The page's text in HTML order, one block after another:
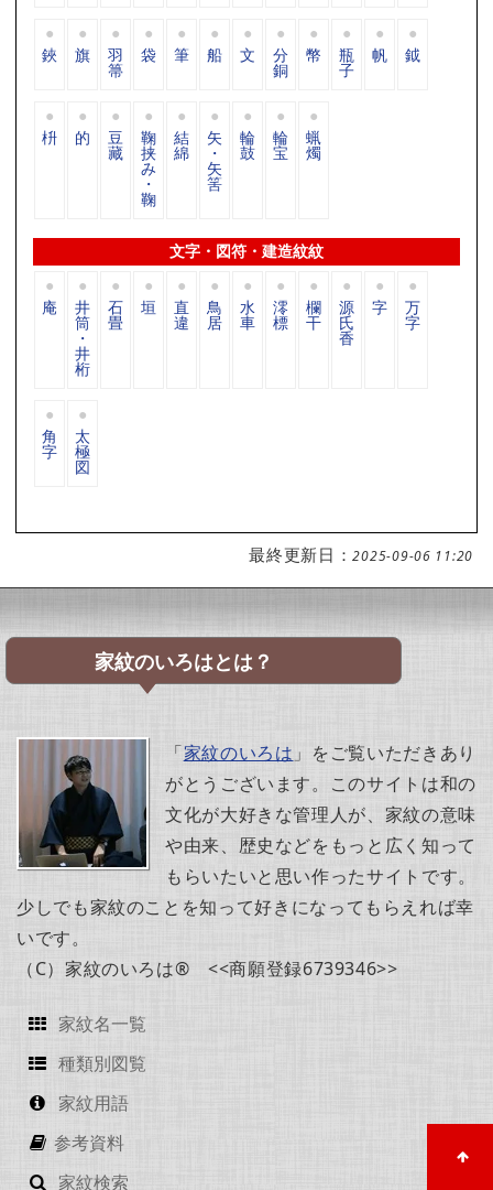
鋏 旗 羽
箒
袋 筆 船 文 分
銅
幣 瓶
子
帆 鉞
枡 的 豆
藏
鞠
挟
み
・
鞠
結
綿
矢
・
矢
筈
輪
鼓
輪
宝
蝋
燭
文字・図符・建造紋紋
庵 井
筒
・
井
桁
石
畳
垣 直
違
鳥
居
水
車
澪
標
欄
干
源
氏
香
字 万
字
角
字
太
極
図
最終更新日：2025-09-06 11:20
家紋のいろはとは？
「家紋のいろは」をご覧いただきあり
がとうございます。このサイトは和の
文化が大好きな管理人が、家紋の意味
や由来、歴史などをもっと広く知って
もらいたいと思い作ったサイトです。
少しでも家紋のことを知って好きになってもらえれば幸
いです。
（C）家紋のいろは® <<商願登録6739346>>
家紋名一覧
種類別図覧
家紋用語
参考資料
家紋検索